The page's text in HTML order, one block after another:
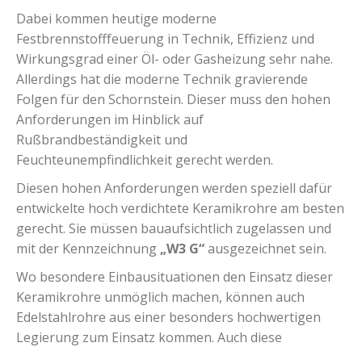
Dabei kommen heutige moderne
Festbrennstofffeuerung in Technik, Effizienz und
Wirkungsgrad einer Öl- oder Gasheizung sehr nahe.
Allerdings hat die moderne Technik gravierende
Folgen für den Schornstein. Dieser muss den hohen
Anforderungen im Hinblick auf
Rußbrandbeständigkeit und
Feuchteunempfindlichkeit gerecht werden.
Diesen hohen Anforderungen werden speziell dafür
entwickelte hoch verdichtete Keramikrohre am besten
gerecht. Sie müssen bauaufsichtlich zugelassen und
mit der Kennzeichnung „W3 G“ausgezeichnet sein.
Wo besondere Einbausituationen den Einsatz dieser
Keramikrohre unmöglich machen, können auch
Edelstahlrohre aus einer besonders hochwertigen
Legierung zum Einsatz kommen. Auch diese